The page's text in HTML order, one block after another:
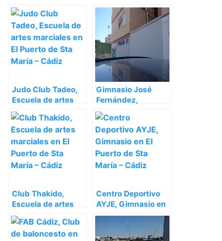
Judo Club Tadeo,
Escuela de artes
marciales en El
Puerto de Sta María
– Cádiz
Gimnasio José
Fernández,
Gimnasio en El
Puerto de Sta María
– Cádiz
Club Thakido,
Escuela de artes
marciales en El
Puerto de Sta María
– Cádiz
Centro Deportivo
AYJE, Gimnasio en
El Puerto de Sta
María – Cádiz